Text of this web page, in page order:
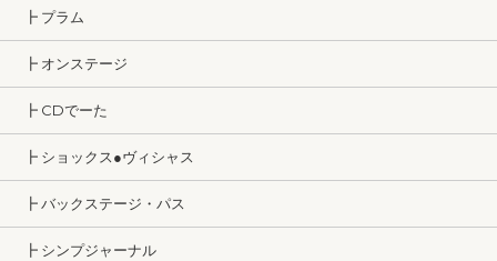
┣ プラム
┣ オンステージ
┣ CDでーた
┣ ショックス●ヴィシャス
┣ バックステージ・パス
┣ シンプジャーナル